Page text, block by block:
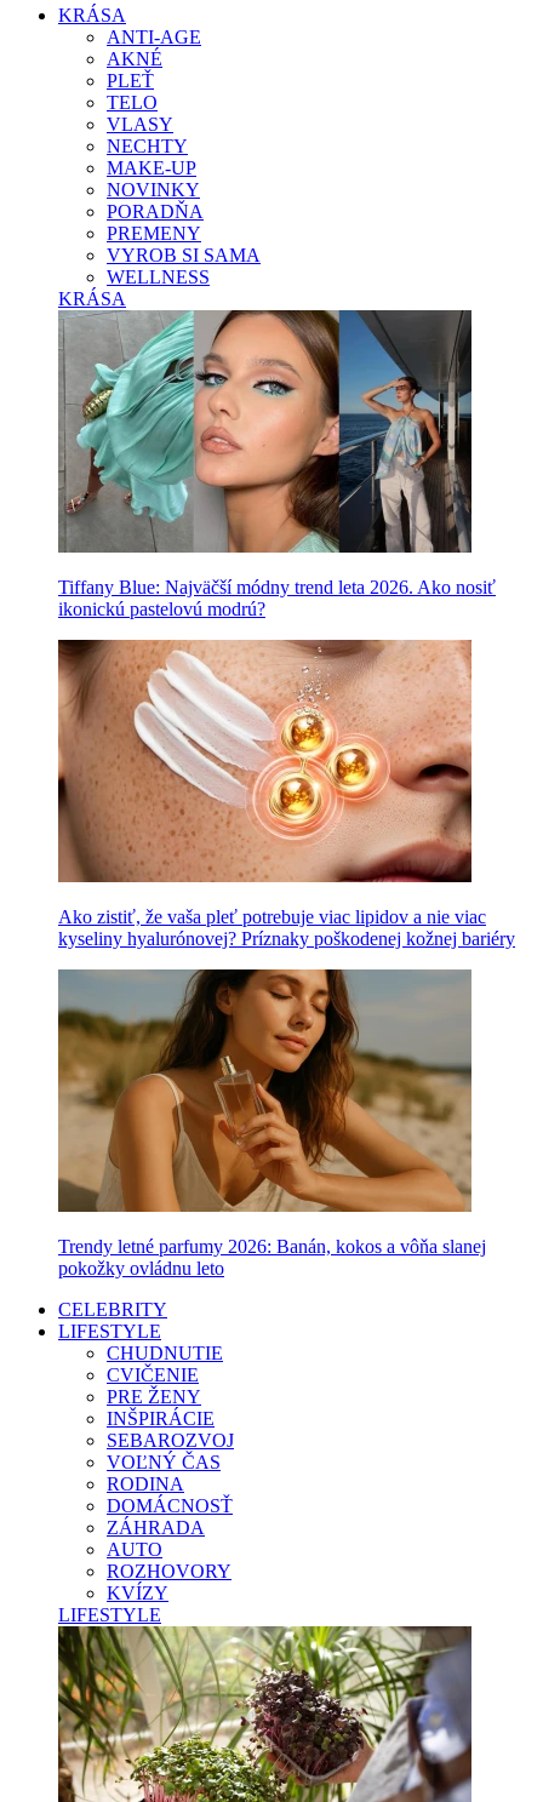
KRÁSA
ANTI-AGE
AKNÉ
PLEŤ
TELO
VLASY
NECHTY
MAKE-UP
NOVINKY
PORADŇA
PREMENY
VYROB SI SAMA
WELLNESS
KRÁSA
Tiffany Blue: Najväčší módny trend leta 2026. Ako nosiť
ikonickú pastelovú modrú?
Ako zistiť, že vaša pleť potrebuje viac lipidov a nie viac
kyseliny hyalurónovej? Príznaky poškodenej kožnej bariéry
Trendy letné parfumy 2026: Banán, kokos a vôňa slanej
pokožky ovládnu leto
CELEBRITY
LIFESTYLE
CHUDNUTIE
CVIČENIE
PRE ŽENY
INŠPIRÁCIE
SEBAROZVOJ
VOĽNÝ ČAS
RODINA
DOMÁCNOSŤ
ZÁHRADA
AUTO
ROZHOVORY
KVÍZY
LIFESTYLE